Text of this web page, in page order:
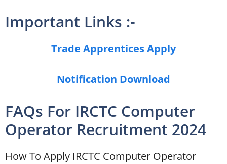
Important Links :-
Trade Apprentices Apply
Notification Download
FAQs For IRCTC Computer
Operator Recruitment 2024
How To Apply IRCTC Computer Operator